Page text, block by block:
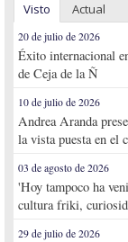
Visto Actual
20 de julio de 2026
Éxito internacional
de Ceja de la Ñ
10 de julio de 2026
Andrea Aranda
la vista puesta en el
03 de agosto de 2026
'Hoy tampoco ha
cultura friki,
29 de julio de 2026